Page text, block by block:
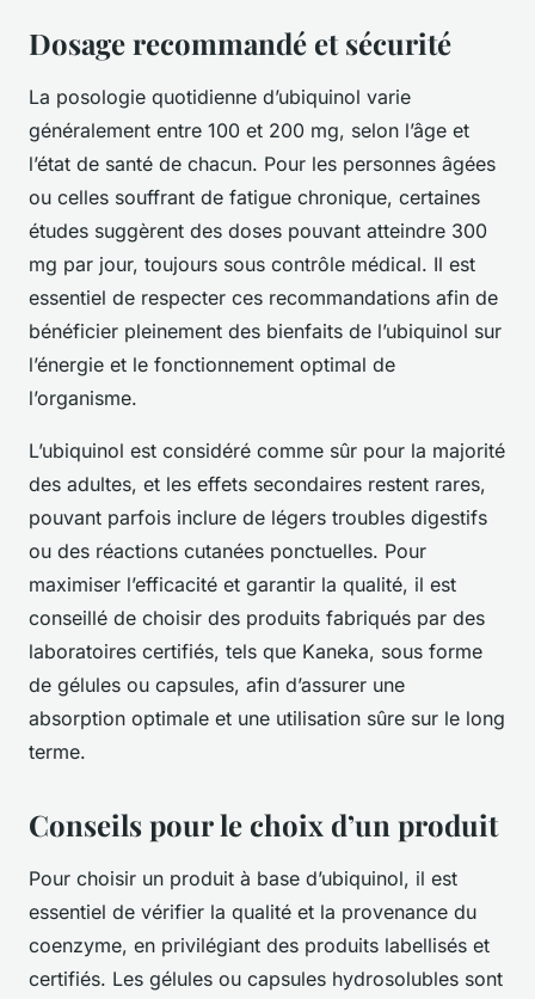
Dosage recommandé et sécurité
La posologie quotidienne d’ubiquinol varie
généralement entre 100 et 200 mg, selon l’âge et
l’état de santé de chacun. Pour les personnes âgées
ou celles souffrant de fatigue chronique, certaines
études suggèrent des doses pouvant atteindre 300
mg par jour, toujours sous contrôle médical. Il est
essentiel de respecter ces recommandations afin de
bénéficier pleinement des bienfaits de l’ubiquinol sur
l’énergie et le fonctionnement optimal de
l’organisme.
L’ubiquinol est considéré comme sûr pour la majorité
des adultes, et les effets secondaires restent rares,
pouvant parfois inclure de légers troubles digestifs
ou des réactions cutanées ponctuelles. Pour
maximiser l’efficacité et garantir la qualité, il est
conseillé de choisir des produits fabriqués par des
laboratoires certifiés, tels que Kaneka, sous forme
de gélules ou capsules, afin d’assurer une
absorption optimale et une utilisation sûre sur le long
terme.
Conseils pour le choix d’un produit
Pour choisir un produit à base d’ubiquinol, il est
essentiel de vérifier la qualité et la provenance du
coenzyme, en privilégiant des produits labellisés et
certifiés. Les gélules ou capsules hydrosolubles sont